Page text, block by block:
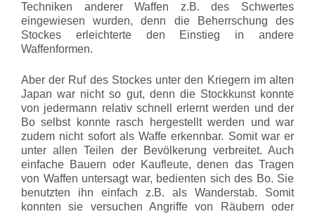
Techniken anderer Waffen z.B. des Schwertes
eingewiesen wurden, denn die Beherrschung des
Stockes erleichterte den Einstieg in andere
Waffenformen.
Aber der Ruf des Stockes unter den Kriegern im alten
Japan war nicht so gut, denn die Stockkunst konnte
von jedermann relativ schnell erlernt werden und der
Bo selbst konnte rasch hergestellt werden und war
zudem nicht sofort als Waffe erkennbar. Somit war er
unter allen Teilen der Bevölkerung verbreitet. Auch
einfache Bauern oder Kaufleute, denen das Tragen
von Waffen untersagt war, bedienten sich des Bo. Sie
benutzten ihn einfach z.B. als Wanderstab. Somit
konnten sie versuchen Angriffe von Räubern oder